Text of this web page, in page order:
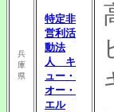
兵
庫
県
特定非
営利活
動法
人 キ
ュー・
オー・
エル